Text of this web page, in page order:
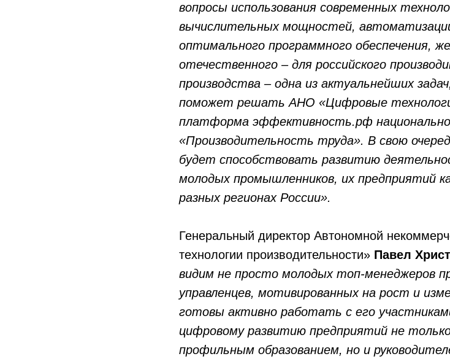
вопросы использования современных
вычислительных мощностей,
оптимального программного обеспечения,
отечественного – для российского
производства – одна из актуальнейших
поможет решать АНО «Цифровые
платформа эффективность.рф
«Производительность труда». В свою
будет способствовать развитию
молодых промышленников, их предприятий
разных регионах России».
Генеральный директор Автономной
технологии производительности» Павел
видим не просто молодых топ-менеджеров
управленцев, мотивированных на рост и
готовы активно работать с его
цифровому развитию предприятий не
профильным образованием, но и